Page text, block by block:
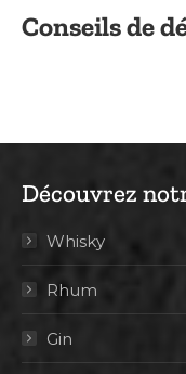
Conseils de
Découvrez
Whisky
Rhum
Gin